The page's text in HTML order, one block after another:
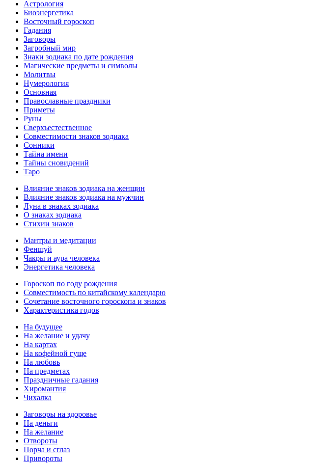
Астрология
Биоэнергетика
Восточный гороскоп
Гадания
Заговоры
Загробный мир
Знаки зодиака по дате рождения
Магические предметы и символы
Молитвы
Нумерология
Основная
Православные праздники
Приметы
Руны
Сверхъестественное
Совместимости знаков зодиака
Сонники
Тайна имени
Тайны сновидений
Таро
Влияние знаков зодиака на женщин
Влияние знаков зодиака на мужчин
Луна в знаках зодиака
О знаках зодиака
Стихии знаков
Мантры и медитации
Феншуй
Чакры и аура человека
Энергетика человека
Гороскоп по году рождения
Совместимость по китайскому календарю
Сочетание восточного гороскопа и знаков
Характеристика годов
На будущее
На желание и удачу
На картах
На кофейной гуще
На любовь
На предметах
Праздничные гадания
Хиромантия
Чихалка
Заговоры на здоровье
На деньги
На желание
Отвороты
Порча и сглаз
Привороты